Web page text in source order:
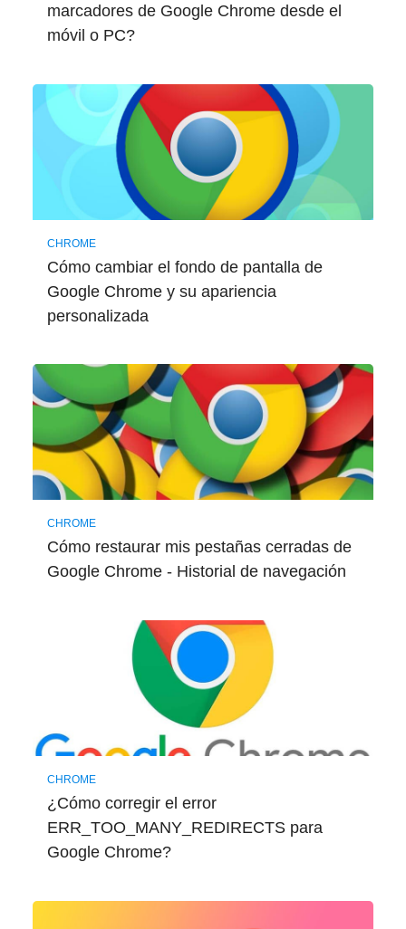
marcadores de Google Chrome desde el
móvil o PC?
CHROME
Cómo cambiar el fondo de pantalla de
Google Chrome y su apariencia
personalizada
CHROME
Cómo restaurar mis pestañas cerradas de
Google Chrome - Historial de navegación
CHROME
¿Cómo corregir el error
ERR_TOO_MANY_REDIRECTS para
Google Chrome?